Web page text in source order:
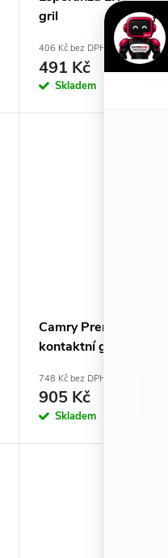
gril
406 Kč bez DPH
491 Kč
Skladem
DO
Camry Premium CR
kontaktní gril
748 Kč bez DPH
905 Kč
Skladem